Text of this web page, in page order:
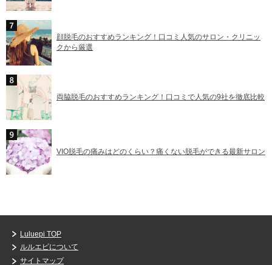
顔脱毛のおすすめランキング！口コミ人気のサロン・クリニッ
クから厳選
両脇脱毛のおすすめランキング！口コミで人気の9社を徹底比較
VIO脱毛の痛みはどのくらい？痛くない脱毛ができる最新サロン
Luluepi TOP
ルルエピについて
サイトマップ